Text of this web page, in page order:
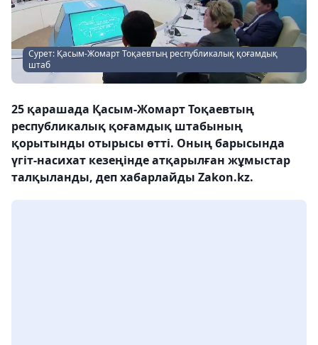
Сурет: Қасым-Жомарт Тоқаевтың республикалық қоғамдық
штаб
25 қарашада Қасым-Жомарт Тоқаевтың
республикалық қоғамдық штабының
қорытынды отырысы өтті. Оның барысында
үгіт-насихат кезеңінде атқарылған жұмыстар
талқыланды, деп хабарлайды Zakon.kz.